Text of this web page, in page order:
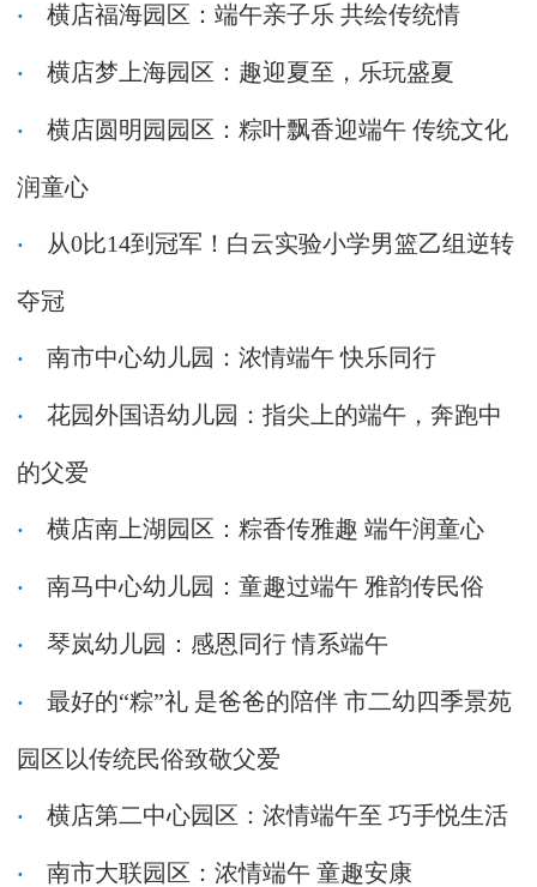
横店福海园区：端午亲子乐 共绘传统情
横店梦上海园区：趣迎夏至，乐玩盛夏
横店圆明园园区：粽叶飘香迎端午 传统文化
润童心
从0比14到冠军！白云实验小学男篮乙组逆转
夺冠
南市中心幼儿园：浓情端午 快乐同行
花园外国语幼儿园：指尖上的端午，奔跑中
的父爱
横店南上湖园区：粽香传雅趣 端午润童心
南马中心幼儿园：童趣过端午 雅韵传民俗
琴岚幼儿园：感恩同行 情系端午
最好的“粽”礼 是爸爸的陪伴 市二幼四季景苑
园区以传统民俗致敬父爱
横店第二中心园区：浓情端午至 巧手悦生活
南市大联园区：浓情端午 童趣安康